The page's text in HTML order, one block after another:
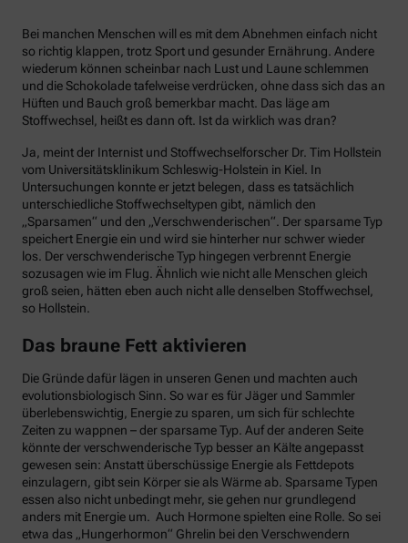
Bei manchen Menschen will es mit dem Abnehmen einfach nicht
so richtig klappen, trotz Sport und gesunder Ernährung. Andere
wiederum können scheinbar nach Lust und Laune schlemmen
und die Schokolade tafelweise verdrücken, ohne dass sich das an
Hüften und Bauch groß bemerkbar macht. Das läge am
Stoffwechsel, heißt es dann oft. Ist da wirklich was dran?
Ja, meint der Internist und Stoffwechselforscher Dr. Tim Hollstein
vom Universitätsklinikum Schleswig-Holstein in Kiel. In
Untersuchungen konnte er jetzt belegen, dass es tatsächlich
unterschiedliche Stoffwechseltypen gibt, nämlich den
„Sparsamen“ und den „Verschwenderischen“. Der sparsame Typ
speichert Energie ein und wird sie hinterher nur schwer wieder
los. Der verschwenderische Typ hingegen verbrennt Energie
sozusagen wie im Flug. Ähnlich wie nicht alle Menschen gleich
groß seien, hätten eben auch nicht alle denselben Stoffwechsel,
so Hollstein.
Das braune Fett aktivieren
Die Gründe dafür lägen in unseren Genen und machten auch
evolutionsbiologisch Sinn. So war es für Jäger und Sammler
überlebenswichtig, Energie zu sparen, um sich für schlechte
Zeiten zu wappnen – der sparsame Typ. Auf der anderen Seite
könnte der verschwenderische Typ besser an Kälte angepasst
gewesen sein: Anstatt überschüssige Energie als Fettdepots
einzulagern, gibt sein Körper sie als Wärme ab. Sparsame Typen
essen also nicht unbedingt mehr, sie gehen nur grundlegend
anders mit Energie um. Auch Hormone spielten eine Rolle. So sei
etwa das „Hungerhormon“ Ghrelin bei den Verschwendern